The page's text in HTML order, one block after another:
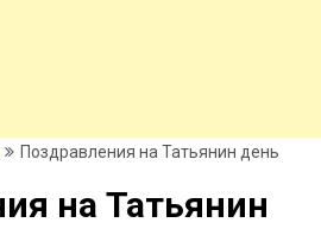
Поздравления на Татьянин день
на Татьянин